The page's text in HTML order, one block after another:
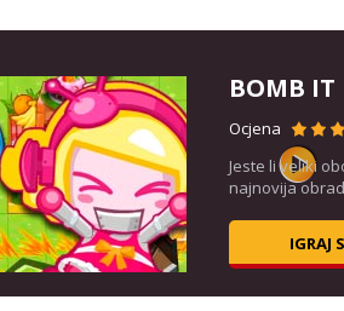
BOMB IT
Ocjena
Jeste li veliki
najnovija
IGRAJ